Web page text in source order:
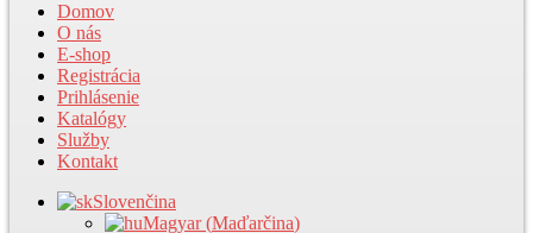
Domov
O nás
E-shop
Registrácia
Prihlásenie
Katalógy
Služby
Kontakt
Slovenčina
Magyar (Maďarčina)